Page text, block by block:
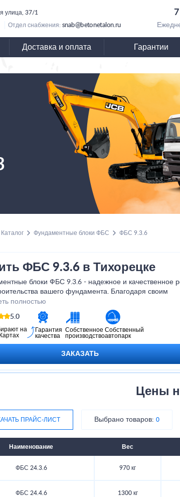
улица, 37/1
Отдел снабжения: snab@betonetalon.ru
Доставка и оплата Гарантии
Каталог Фундаментные блоки ФБС ФБС 9.3.6
ФБС 9.3.6 в Тихорецке
блоки ФБС 9.3.6 - надежное и качественное
вашего фундамента. Благодаря своим
размерам и удобной форме, они легко
быструю и эффективную укладку. ФБС 9.3.6
для строительства как небольших домов, так и
зданий. Не упустите возможность приобрести
фундаментные блоки по выгодной цене!
полностью
5.0
на
Гарантия
качества
Собственное
производство
Собственный
автопарк
ЗАКАЗАТЬ
Цены
ПРАЙС-ЛИСТ Выбрано товаров: 0
Наименование Вес
ФБС 24.3.6 970 кг
ФБС 24.4.6 1300 кг